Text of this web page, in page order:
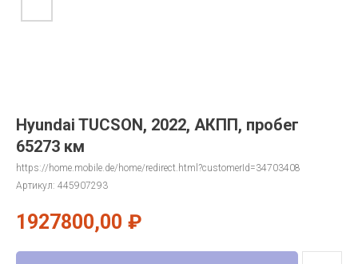
Hyundai TUCSON, 2022, АКПП, пробег
65273 км
https://home.mobile.de/home/redirect.html?customerId=34703408
Артикул: 445907293
1927800,00 ₽